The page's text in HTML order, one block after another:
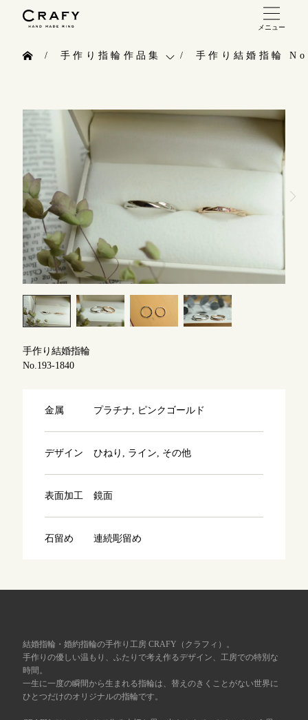
メニュー
指輪制作の流れ
オーダーメイド 結婚指輪・婚約指輪
指輪作品集
インタビュー
工房一覧
よくあるご質問
アフターケア・保証
ブログ
手作り指輪作品集
お問い合わせ
お客様インタビュー
指輪のハンドメイド・手作り
CRAFYについて
結婚指輪手作り工房のご案内
手作り結婚指輪
手作り結婚指輪
No.193-1840
金属 プラチナ, ピンクゴールド
デザイン ひねり, ライン, その他
表面加工 鏡面
石留め 連続彫留め
結婚指輪・婚約指輪の手作り工房 CRAFY（クラフィ）。
手作りの優しい温もり、ふたりで考え作るデザイン、工房での特別な
時間。
一生に一度の瞬間から生まれる指輪は、替えのきくことがない世界に
ひとつだけのオリジナルの指輪です。
10:00～18:00 /年中無休
こちら
目黒本店
表参道店 来店ご予約
吉祥寺店
川越店 来店ご予約
軽井沢店
広島店 来店ご予約
オーダーメイド